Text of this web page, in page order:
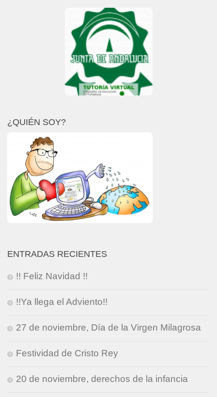
¿QUIÉN SOY?
ENTRADAS RECIENTES
!! Feliz Navidad !!
!!Ya llega el Adviento!!
27 de noviembre, Día de la Virgen Milagrosa
Festividad de Cristo Rey
20 de noviembre, derechos de la infancia